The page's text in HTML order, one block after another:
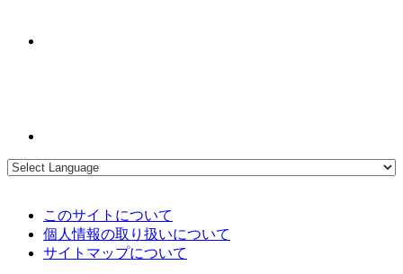
このサイトについて
個人情報の取り扱いについて
サイトマップについて